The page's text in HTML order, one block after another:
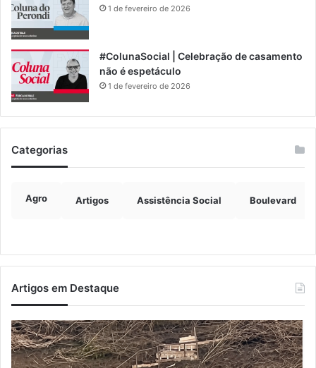
1 de fevereiro de 2026
#ColunaSocial | Celebração de casamento
não é espetáculo
1 de fevereiro de 2026
Categorias
Agro Artigos Assistência Social Boulevard
Artigos em Destaque
Turisvales
2026
recebe